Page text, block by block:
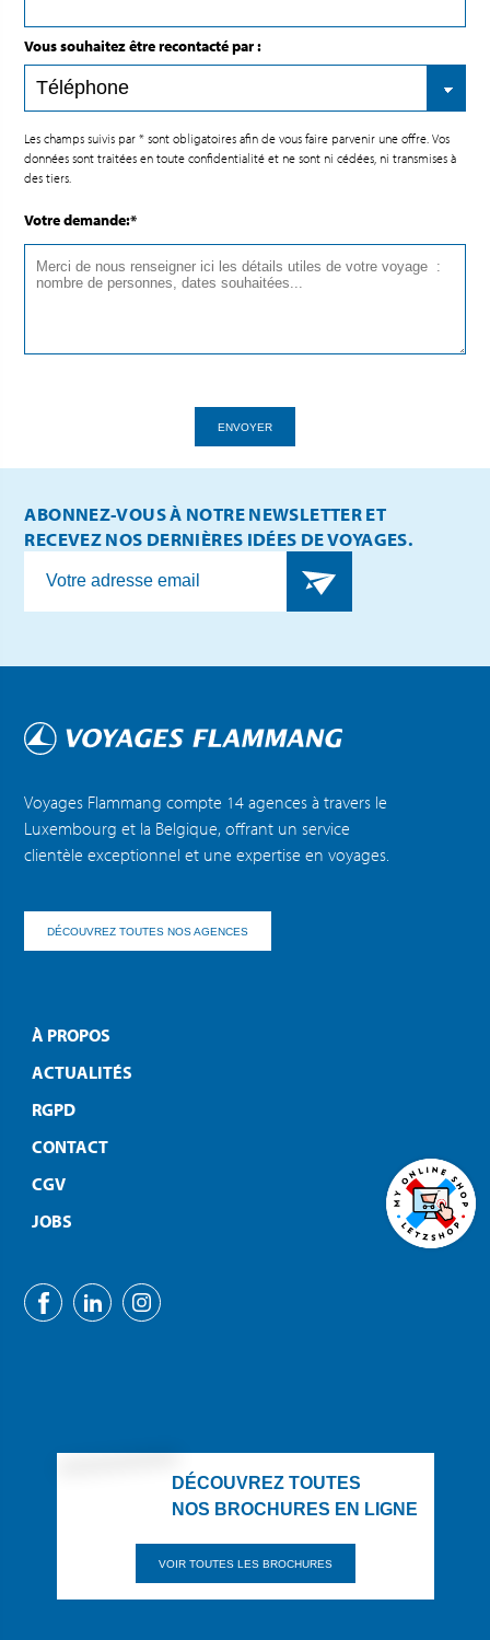
Vous souhaitez être recontacté par :
Les champs suivis par * sont obligatoires afin de vous faire parvenir une offre. Vos
données sont traitées en toute confidentialité et ne sont ni cédées, ni transmises à
des tiers.
Votre demande:*
ENVOYER
ABONNEZ-VOUS À NOTRE NEWSLETTER ET
RECEVEZ NOS DERNIÈRES IDÉES DE VOYAGES.
Voyages Flammang compte 14 agences à travers le
Luxembourg et la Belgique, offrant un service
clientèle exceptionnel et une expertise en voyages.
DÉCOUVREZ TOUTES NOS AGENCES
À PROPOS
ACTUALITÉS
RGPD
CONTACT
CGV
JOBS
DÉCOUVREZ TOUTES
NOS BROCHURES EN LIGNE
VOIR TOUTES LES BROCHURES